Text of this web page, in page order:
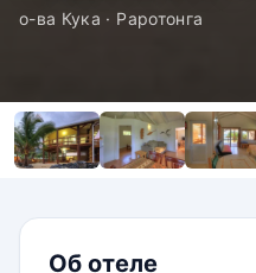
о-ва Кука · Раротонга
Об отеле